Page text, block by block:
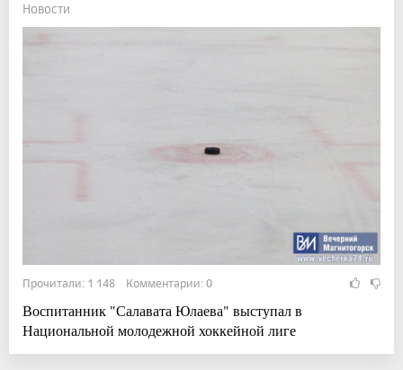
Новости
Прочитали: 1 148 Комментарии: 0
Воспитанник "Салавата Юлаева" выступал в
Национальной молодежной хоккейной лиге